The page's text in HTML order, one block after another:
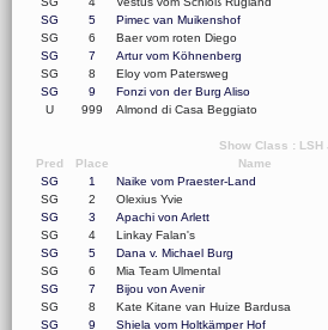
SG
5 Pimec van Muikenshof
SG
6 Baer vom roten Diego
SG
7 Artur vom Köhnenberg
SG
8 Eloy vom Patersweg
SG
9 Fonzi von der Burg Aliso
U
999 Almond di Casa Beggiato
Show Class :
Pred
Place
Name
SG
1 Naike vom Praester-Land
SG
2 Olexius Yvie
SG
3 Apachi von Arlett
SG
4 Linkay Falan's
SG
5 Dana v. Michael Burg
SG
6 Mia Team Ulmental
SG
7 Bijou von Avenir
SG
8 Kate Kitane van Huize Bardusa
SG
9 Shiela vom Holtkämper Hof